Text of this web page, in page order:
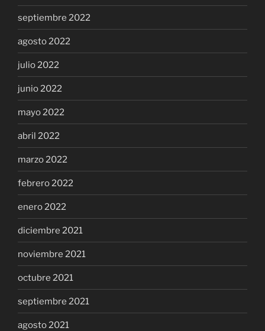
septiembre 2022
agosto 2022
julio 2022
junio 2022
mayo 2022
abril 2022
marzo 2022
febrero 2022
enero 2022
diciembre 2021
noviembre 2021
octubre 2021
septiembre 2021
agosto 2021